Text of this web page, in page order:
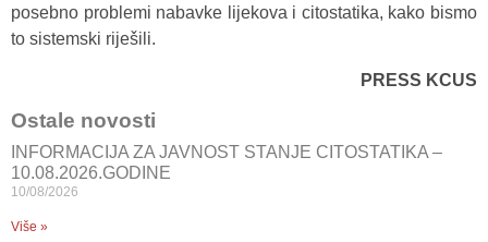
posebno problemi nabavke lijekova i citostatika, kako bismo
to sistemski riješili.
PRESS KCUS
Ostale novosti
INFORMACIJA ZA JAVNOST STANJE CITOSTATIKA –
10.08.2026.GODINE
10/08/2026
Više »